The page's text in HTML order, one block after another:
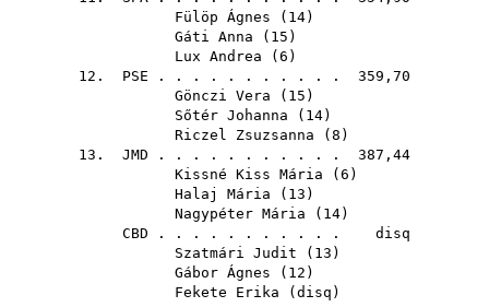
Fülöp Ágnes ( 14)
Gáti Anna ( 15 )
Lux Andrea ( 6 )
12. PSE . . . . . . . . . . . 359,70
Gönczi Vera ( 15 )
Sőtér Johanna ( 14)
Riczel Zsuzsanna ( 8 )
13. JMD . . . . . . . . . . . 387,44
Kissné Kiss Mária ( 6 )
Halaj Mária ( 13 )
Nagypéter Mária ( 14)
CBD . . . . . . . . . . . disq
Szatmári Judit ( 13 )
Gábor Ágnes ( 12 )
Fekete Erika ( disq )